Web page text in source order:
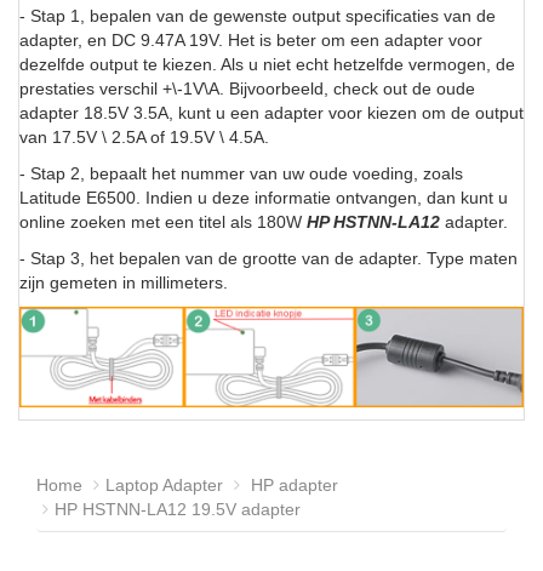
- Stap 1, bepalen van de gewenste output specificaties van de
adapter, en DC 9.47A 19V. Het is beter om een adapter voor
dezelfde output te kiezen. Als u niet echt hetzelfde vermogen, de
prestaties verschil +\-1V\A. Bijvoorbeeld, check out de oude
adapter 18.5V 3.5A, kunt u een adapter voor kiezen om de output
van 17.5V \ 2.5A of 19.5V \ 4.5A.
- Stap 2, bepaalt het nummer van uw oude voeding, zoals
Latitude E6500. Indien u deze informatie ontvangen, dan kunt u
online zoeken met een titel als 180W HP HSTNN-LA12 adapter.
- Stap 3, het bepalen van de grootte van de adapter. Type maten
zijn gemeten in millimeters.
Home Laptop Adapter
HP adapter
HP HSTNN-LA12 19.5V adapter